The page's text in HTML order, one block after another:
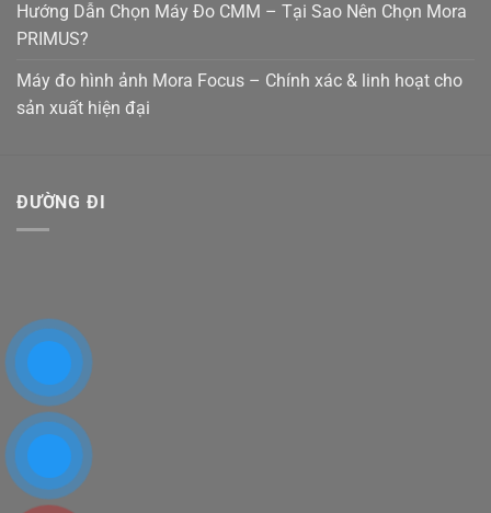
Hướng Dẫn Chọn Máy Đo CMM – Tại Sao Nên Chọn Mora
PRIMUS?
Máy đo hình ảnh Mora Focus – Chính xác & linh hoạt cho
sản xuất hiện đại
ĐƯỜNG ĐI